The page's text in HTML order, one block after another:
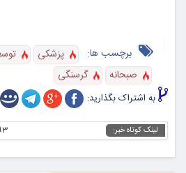
برچسب ها: پزشکی
صبحانه
گرسنگی
به اشتراک بگذارید:
لینک کوتاه خبر: